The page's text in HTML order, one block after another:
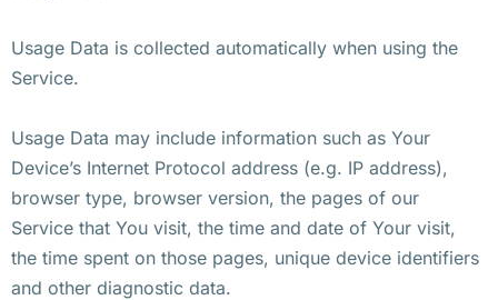
Usage Data is collected automatically when using the
Service.
Usage Data may include information such as Your
Device’s Internet Protocol address (e.g. IP address),
browser type, browser version, the pages of our
Service that You visit, the time and date of Your visit,
the time spent on those pages, unique device identifiers
and other diagnostic data.